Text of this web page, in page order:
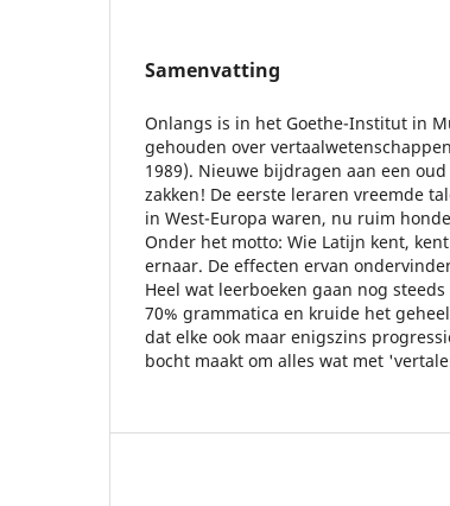
Samenvatting
Onlangs is in het Goethe-Institut in
gehouden over
1989). Nieuwe bijdragen aan een
zakken! De eerste leraren vreemde
in West-Europa waren, nu ruim
Onder het motto: Wie Latijn kent,
ernaar. De effecten ervan
Heel wat leerboeken gaan nog
70% grammatica en kruide het
dat elke ook maar enigszins
bocht maakt om alles wat met